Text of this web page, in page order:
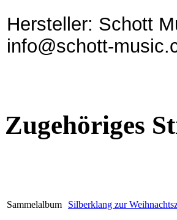
Hersteller: Schott
info@schott-
Zugehöriges
Sammelalbum Silberklang zur